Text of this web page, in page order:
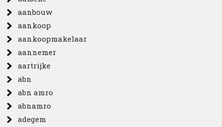
aanbouw
aankoop
aankoopmakelaar
aannemer
aartrijke
abn
abn amro
abnamro
adegem